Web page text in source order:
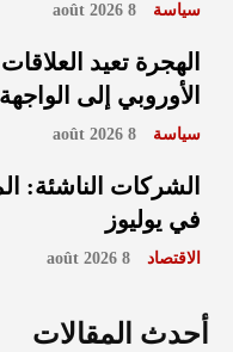
سياسة 8 août 2026
الهجرة تعيد
الأوروبي إلى الواجهة
سياسة 8 août 2026
الشركات الناشئة:
في يوليوز
الاقتصاد 8 août 2026
أحدث المقالات